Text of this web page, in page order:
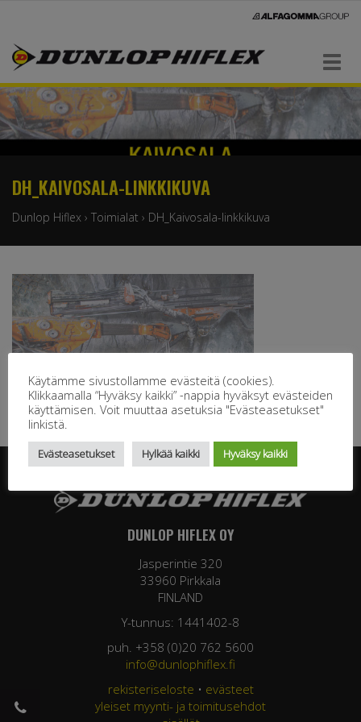
Navigaatio
DH_KAIVOSALA-LINKKIKUVA
Dunlop Hiflex › Toimialat › DH_Kaivosala-linkkikuva
DUNLOP HIFLEX OY
Jasperintie 320
33960 Pirkkala
FINLAND
Y-tunnus: 1441402-8
puh. +358 (0)20 762 5600
info@dunlophiflex.fi
rekisteriseloste • evästeet
yleiset myynti- ja toimitusehdot
Käytämme sivustollamme evästeitä (cookies).
Klikkaamalla “Hyväksy kaikki” -nappia hyväksyt evästeiden
käyttämisen. Voit muuttaa asetuksia "Evästeasetukset"
linkistä.
Evästeasetukset Hylkää kaikki Hyväksy kaikki